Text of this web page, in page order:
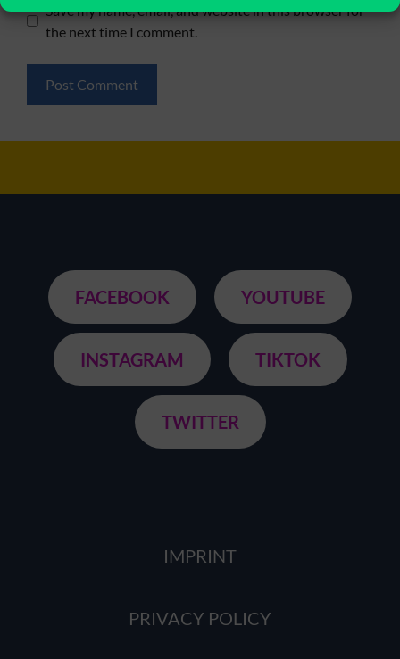
Save my name, email, and website in this browser for
the next time I comment.
FACEBOOK YOUTUBE
INSTAGRAM TIKTOK
TWITTER
IMPRINT
PRIVACY POLICY